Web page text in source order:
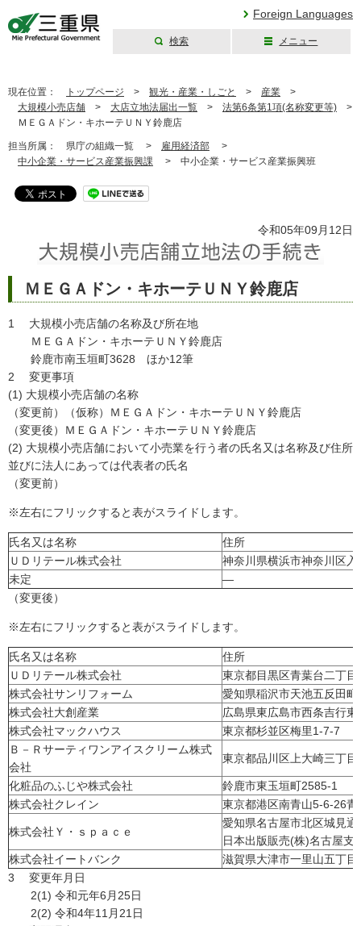
Foreign Languages
検索 メニュー
現在位置： トップページ > 観光・産業・しごと > 産業 >
大規模小売店舗 > 大店立地法届出一覧 > 法第6条第1項(名称変更等) >
ＭＥＧＡドン・キホーテＵＮＹ鈴鹿店
担当所属： 県庁の組織一覧 > 雇用経済部 >
中小企業・サービス産業振興課 > 中小企業・サービス産業振興班
令和05年09月12日
ＭＥＧＡドン・キホーテＵＮＹ鈴鹿店
1 大規模小売店舗の名称及び所在地
ＭＥＧＡドン・キホーテＵＮＹ鈴鹿店
鈴鹿市南玉垣町3628 ほか12筆
2 変更事項
(1) 大規模小売店舗の名称
（変更前）（仮称）ＭＥＧＡドン・キホーテＵＮＹ鈴鹿店
（変更後）ＭＥＧＡドン・キホーテＵＮＹ鈴鹿店
(2) 大規模小売店舗において小売業を行う者の氏名又は名称及び住所
並びに法人にあっては代表者の氏名
（変更前）
※左右にフリックすると表がスライドします。
氏名又は名称
住所
ＵＤリテール株式会社
神奈川県横浜市神奈川区
未定
―
（変更後）
※左右にフリックすると表がスライドします。
氏名又は名称
住所
ＵＤリテール株式会社
東京都目黒区青葉台二丁
株式会社サンリフォーム
愛知県稲沢市天池五反田町
株式会社大創産業
広島県東広島市西条吉行
株式会社マックハウス
東京都杉並区梅里1-7-7
Ｂ－Ｒサーティワンアイスクリーム株式
会社
東京都品川区上大崎三丁目
化粧品のふじや株式会社
鈴鹿市東玉垣町2585-1
株式会社クレイン
東京都港区南青山5-6-26
株式会社Ｙ・ｓｐａｃｅ
愛知県名古屋市北区城見通
日本出版販売(株)名古屋支
株式会社イートバンク
滋賀県大津市一里山五丁目
3 変更年月日
2(1) 令和元年6月25日
2(2) 令和4年11月21日